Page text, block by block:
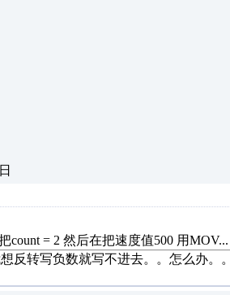
count = 2 然后在把速度值500 用
反转写负数就写不进去。。怎么办。